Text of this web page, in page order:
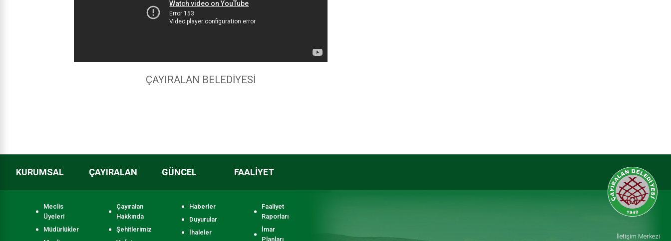
ÇAYIRALAN BELEDİYESİ
KURUMSAL
Meclis
Üyeleri
Müdürlükler
ÇAYIRALAN
Çayıralan
Hakkında
Şehitlerimiz
GÜNCEL
Haberler
Duyurular
İhaleler
FAALİYET
Faaliyet
Raporları
İmar
Planları
İletişim Merkezi